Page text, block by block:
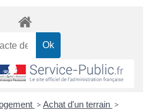
> Achat d'un terrain >